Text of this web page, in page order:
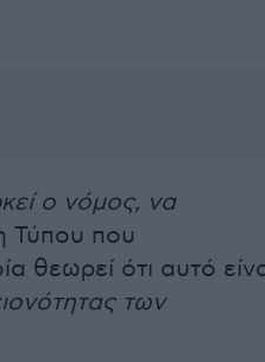
ο νόμος, να
Τύπου που
θεωρεί ότι αυτό
των